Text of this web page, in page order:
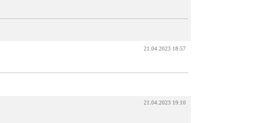
21.04.2023 18:57
21.04.2023 19:10